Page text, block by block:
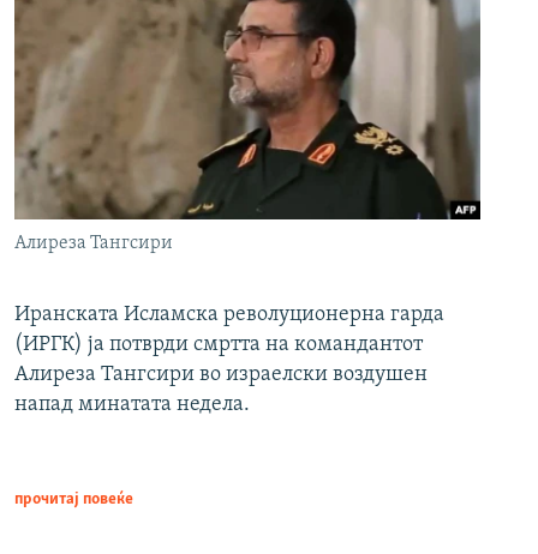
Алиреза Тангсири
Иранската Исламска револуционерна гарда
(ИРГК) ја потврди смртта на командантот
Алиреза Тангсири во израелски воздушен
напад минатата недела.
прочитај повеќе